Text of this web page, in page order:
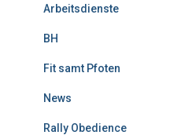
Arbeitsdienste
BH
Fit samt Pfoten
News
Rally Obedience